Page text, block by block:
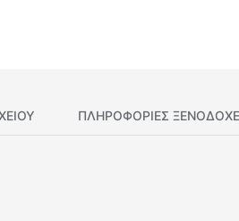
ΠΛΗΡΟΦΟΡΊΕΣ